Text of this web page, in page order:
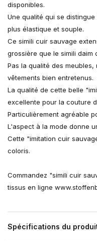
disponibles.
Une qualité qui se
plus élastique et souple.
Ce simili cuir sauvage
grossière que le simili daim
Pas la qualité des
vêtements bien entretenus.
La qualité de cette belle
excellente pour la couture
Particulièrement agréable
L'aspect à la mode donne
Cette "imitation cuir
coloris.
Commandez "simili cuir
tissus en ligne
Spécifications du